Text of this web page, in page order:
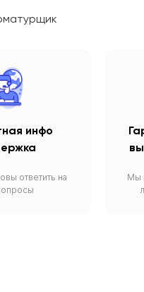
инфо
ответить на
Мы